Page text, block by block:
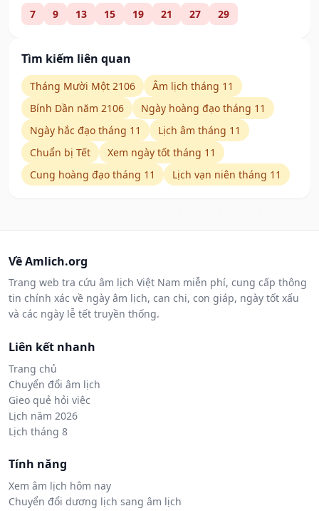
7 9 13 15 19 21 27 29
Tìm kiếm liên quan
Tháng Mười Một 2106
Âm lịch tháng 11
Bính Dần năm 2106
Ngày hoàng đạo tháng 11
Ngày hắc đạo tháng 11
Lịch âm tháng 11
Chuẩn bị Tết
Xem ngày tốt tháng 11
Cung hoàng đạo tháng 11
Lịch vạn niên tháng 11
Về Amlich.org
Trang web tra cứu âm lịch Việt Nam miễn phí, cung cấp thông
tin chính xác về ngày âm lịch, can chi, con giáp, ngày tốt xấu
và các ngày lễ tết truyền thống.
Liên kết nhanh
Trang chủ
Chuyển đổi âm lịch
Gieo quẻ hỏi việc
Lịch năm 2026
Lịch tháng 8
Tính năng
Xem âm lịch hôm nay
Chuyển đổi dương lịch sang âm lịch